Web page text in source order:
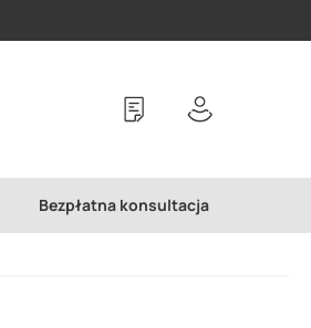
Bezpłatna konsultacja